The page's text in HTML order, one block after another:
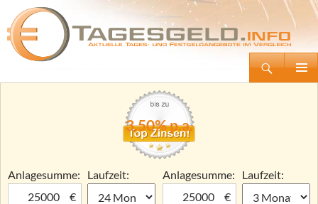
Tagesgeld.info – Tagesgeldkonten vergleichen und Tagesgeld-Zinsen berechnen
Zum
3,50% p.a.
Anlagesumme:
€
Laufzeit:
Anlagesumme:
€
Laufzeit: